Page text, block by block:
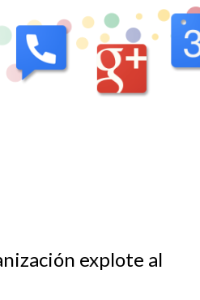
explote al